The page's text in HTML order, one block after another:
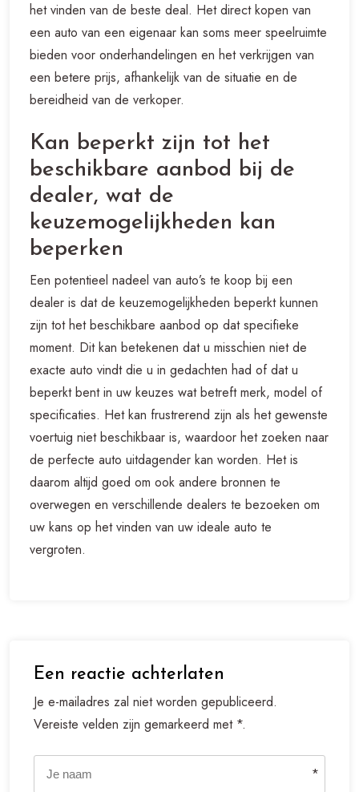
het vinden van de beste deal. Het direct kopen van
een auto van een eigenaar kan soms meer speelruimte
bieden voor onderhandelingen en het verkrijgen van
een betere prijs, afhankelijk van de situatie en de
bereidheid van de verkoper.
Kan beperkt zijn tot het
beschikbare aanbod bij de
dealer, wat de
keuzemogelijkheden kan
beperken
Een potentieel nadeel van auto’s te koop bij een
dealer is dat de keuzemogelijkheden beperkt kunnen
zijn tot het beschikbare aanbod op dat specifieke
moment. Dit kan betekenen dat u misschien niet de
exacte auto vindt die u in gedachten had of dat u
beperkt bent in uw keuzes wat betreft merk, model of
specificaties. Het kan frustrerend zijn als het gewenste
voertuig niet beschikbaar is, waardoor het zoeken naar
de perfecte auto uitdagender kan worden. Het is
daarom altijd goed om ook andere bronnen te
overwegen en verschillende dealers te bezoeken om
uw kans op het vinden van uw ideale auto te
vergroten.
Een reactie achterlaten
Je e-mailadres zal niet worden gepubliceerd.
Vereiste velden zijn gemarkeerd met *.
*